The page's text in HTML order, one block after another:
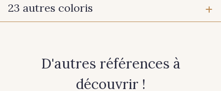
10 mm
23 autres coloris
D'autres références à
découvrir !